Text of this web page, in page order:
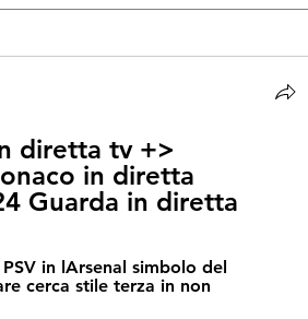
diretta tv +>
in diretta
Guarda in diretta
in lArsenal simbolo del
cerca stile terza in non